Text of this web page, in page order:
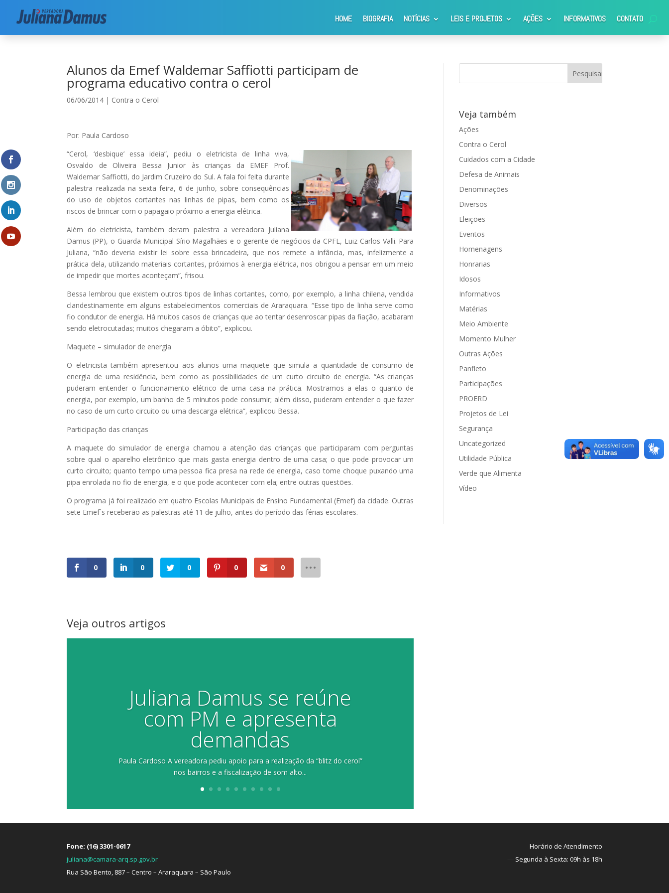
HOME BIOGRAFIA NOTÍCIAS LEIS E PROJETOS AÇÕES INFORMATIVOS CONTATO
Início|Contra o Cerol Alunos da Emef Waldemar Saffiotti participam de programa educativo contra o cerol
Alunos da Emef Waldemar Saffiotti participam de
programa educativo contra o cerol
06/06/2014 | Contra o Cerol
Por: Paula Cardoso
“Cerol, ‘desbique’ essa ideia”, pediu o eletricista de linha viva,
Osvaldo de Oliveira Bessa Junior às crianças da EMEF Prof.
Waldemar Saffiotti, do Jardim Cruzeiro do Sul. A fala foi feita durante
palestra realizada na sexta feira, 6 de junho, sobre consequências
do uso de objetos cortantes nas linhas de pipas, bem como os
riscos de brincar com o papagaio próximo a energia elétrica.
Além do eletricista, também deram palestra a vereadora Juliana
Damus (PP), o Guarda Municipal Sírio Magalhães e o gerente de negócios da CPFL, Luiz Carlos Valli. Para
Juliana, “não deveria existir lei sobre essa brincadeira, que nos remete a infância, mas, infelizmente a
prática dela, utilizando materiais cortantes, próximos à energia elétrica, nos obrigou a pensar em um meio
de impedir que mortes aconteçam”, frisou.
Bessa lembrou que existem outros tipos de linhas cortantes, como, por exemplo, a linha chilena, vendida
clandestinamente em alguns estabelecimentos comerciais de Araraquara. “Esse tipo de linha serve como
fio condutor de energia. Há muitos casos de crianças que ao tentar desenroscar pipas da fiação, acabaram
sendo eletrocutadas; muitos chegaram a óbito”, explicou.
Maquete – simulador de energia
O eletricista também apresentou aos alunos uma maquete que simula a quantidade de consumo de
energia de uma residência, bem como as possibilidades de um curto circuito de energia. “As crianças
puderam entender o funcionamento elétrico de uma casa na prática. Mostramos a elas o quanto de
energia, por exemplo, um banho de 5 minutos pode consumir; além disso, puderam entender o que fazer
no caso de um curto circuito ou uma descarga elétrica”, explicou Bessa.
Participação das crianças
A maquete do simulador de energia chamou a atenção das crianças que participaram com perguntas
sobre qual o aparelho eletrônico que mais gasta energia dentro de uma casa; o que pode provocar um
curto circuito; quanto tempo uma pessoa fica presa na rede de energia, caso tome choque puxando uma
pipa enrolada no fio de energia, e o que pode acontecer com ela; entre outras questões.
O programa já foi realizado em quatro Escolas Municipais de Ensino Fundamental (Emef) da cidade. Outras
sete Emef´s receberão as palestras até 11 de julho, antes do período das férias escolares.
0 0 0 0 0
Veja outros artigos
Juliana Damus se reúne
com PM e apresenta
demandas
Paula Cardoso A vereadora pediu apoio para a realização da “blitz do cerol”
nos bairros e a fiscalização de som alto...
Veja também
Ações
Contra o Cerol
Cuidados com a Cidade
Defesa de Animais
Denominações
Diversos
Eleições
Eventos
Homenagens
Honrarias
Idosos
Informativos
Matérias
Meio Ambiente
Momento Mulher
Outras Ações
Panfleto
Participações
PROERD
Projetos de Lei
Segurança
Uncategorized
Utilidade Pública
Verde que Alimenta
Vídeo
Fone: (16) 3301-0617
juliana@camara-arq.sp.gov.br
Rua São Bento, 887 – Centro – Araraquara – São Paulo
Horário de Atendimento
Segunda à Sexta: 09h às 18h